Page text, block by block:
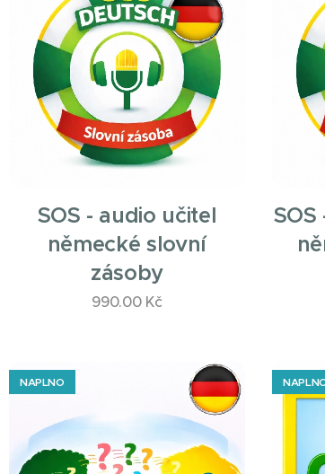
SOS - audio učitel
německé slovní
zásoby
990.00Kč
NAPLNO